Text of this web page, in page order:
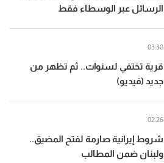
الرسائل عبر الوسطاء فقط
قرية تختفي لسنوات.. ثم تظهر من
جديد (فيديو)
03:38
شروط إيرانية صارمة لفتح المضيق..
ولبنان ضمن المطالب
02:26